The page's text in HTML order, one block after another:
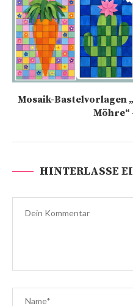
Mosaik-Bastelvorlagen
Möhre“
HINTERLASSE